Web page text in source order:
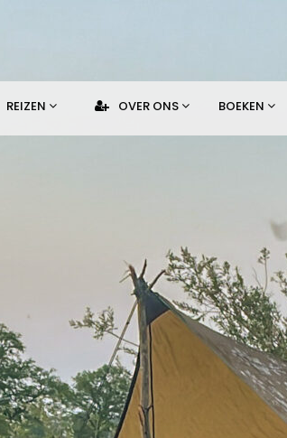
REIZEN OVER ONS BOEKEN